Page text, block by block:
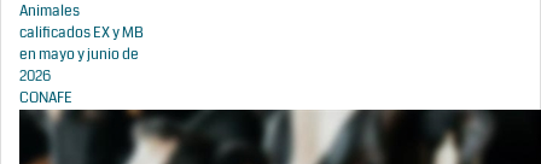
Animales
calificados EX y MB
en mayo y junio de
2026
CONAFE